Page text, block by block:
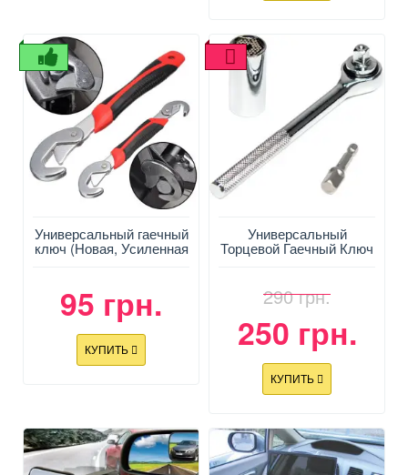
Универсальный гаечный
ключ (Новая, Усиленная
95 грн.
КУПИТЬ
Универсальный
Торцевой Гаечный Ключ
– головка Gator-Grip +
290 грн.
250 грн.
КУПИТЬ